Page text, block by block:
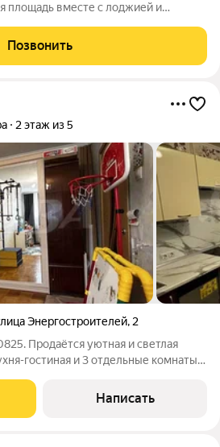
площадь вместе с лоджией и
пишите. Только
Позвонить
2 этаж из 5
Энергостроителей, 2
Продаётся уютная и светлая
гостиная и 3 отдельные комнаты.
зеркалом и комод. В комнате
Написать